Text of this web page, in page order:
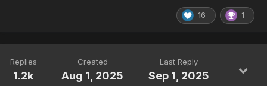
16 1
Replies
1.2k
Created
Aug 1, 2025
Last Reply
Sep 1, 2025